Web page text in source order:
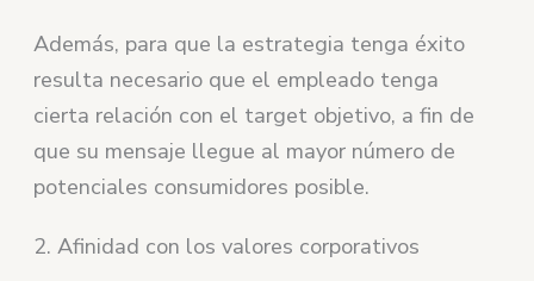
Además, para que la estrategia tenga éxito
resulta necesario que el empleado tenga
cierta relación con el target objetivo, a fin de
que su mensaje llegue al mayor número de
potenciales consumidores posible.
2. Afinidad con los valores corporativos